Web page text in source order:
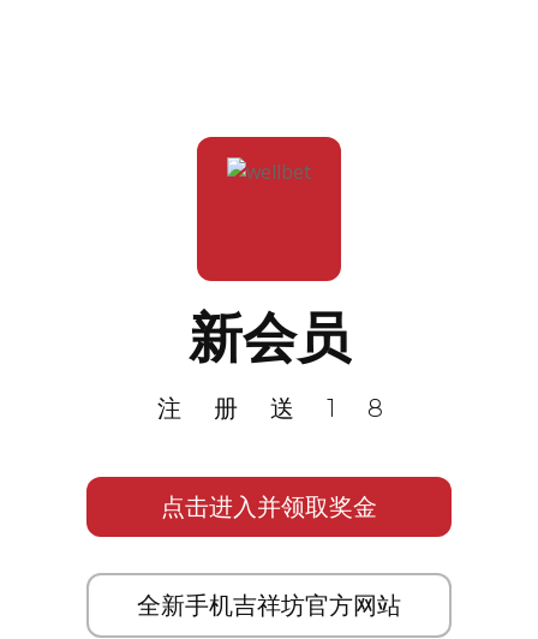
新会员
注册送18
点击进入并领取奖金
全新手机吉祥坊官方网站